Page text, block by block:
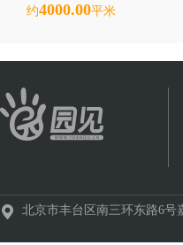
约4000.00平米
北京市丰台区南三环东路6号